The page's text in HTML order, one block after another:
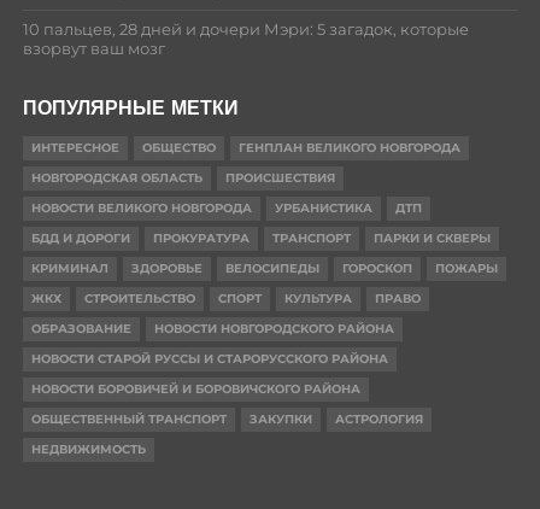
10 пальцев, 28 дней и дочери Мэри: 5 загадок, которые
взорвут ваш мозг
ПОПУЛЯРНЫЕ МЕТКИ
ИНТЕРЕСНОЕ ОБЩЕСТВО
ГЕНПЛАН ВЕЛИКОГО НОВГОРОДА
НОВГОРОДСКАЯ ОБЛАСТЬ
ПРОИСШЕСТВИЯ
НОВОСТИ ВЕЛИКОГО НОВГОРОДА
УРБАНИСТИКА
ДТП
БДД И ДОРОГИ
ПРОКУРАТУРА ТРАНСПОРТ
ПАРКИ И СКВЕРЫ
КРИМИНАЛ
ЗДОРОВЬЕ ВЕЛОСИПЕДЫ ГОРОСКОП
ПОЖАРЫ
ЖКХ
СТРОИТЕЛЬСТВО СПОРТ КУЛЬТУРА
ПРАВО
ОБРАЗОВАНИЕ
НОВОСТИ НОВГОРОДСКОГО РАЙОНА
НОВОСТИ СТАРОЙ РУССЫ И СТАРОРУССКОГО РАЙОНА
НОВОСТИ БОРОВИЧЕЙ И БОРОВИЧСКОГО РАЙОНА
ОБЩЕСТВЕННЫЙ ТРАНСПОРТ
ЗАКУПКИ
АСТРОЛОГИЯ
НЕДВИЖИМОСТЬ